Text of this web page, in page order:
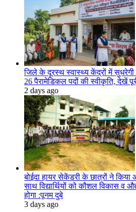
जिले के दूरस्थ स्वास्थ्य केंद्रों में
26 पैरामेडिकल पदों की स्वीकृति, देखें
2 days ago
बोईदा हायर सेकेंडरी के छात्रों ने
साथ विद्यार्थियों को कौशल विकास व
होगा :पूनम दुबे
3 days ago